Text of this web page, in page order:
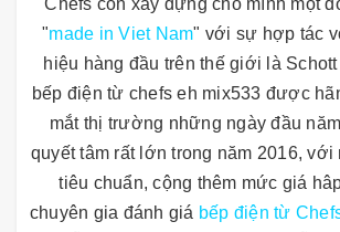
Chefs còn xây dựng cho mình một
"made in Viet Nam" với sự hợp tác
hiệu hàng đầu trên thế giới là
bếp điện từ chefs eh mix533 được
mắt thị trường những ngày đầu
quyết tâm rất lớn trong năm 2016, với
tiêu chuẩn, cộng thêm mức giá
chuyên gia đánh giá bếp điện từ